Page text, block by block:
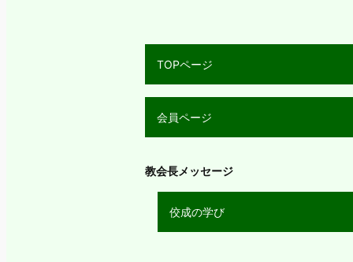
TOPページ
会員ページ
教会長メッセージ
佼成の学び